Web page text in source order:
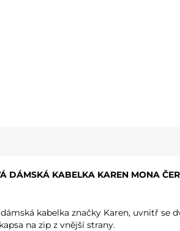
DÁMSKÁ KABELKA KAREN MONA
kabelka značky Karen, uvnitř se
na zip z vnější strany.